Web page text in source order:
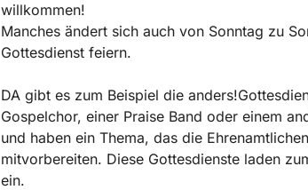
willkommen!
Manches ändert sich auch von Sonntag zu
Gottesdienst feiern.
DA gibt es zum Beispiel die
Gospelchor, einer Praise Band oder einem
und haben ein Thema, das die
mitvorbereiten. Diese Gottesdienste laden
ein.